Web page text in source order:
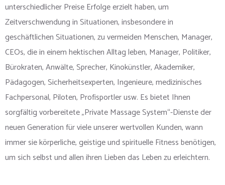
unterschiedlicher Preise Erfolge erzielt haben, um
Zeitverschwendung in Situationen, insbesondere in
geschäftlichen Situationen, zu vermeiden Menschen, Manager,
CEOs, die in einem hektischen Alltag leben, Manager, Politiker,
Bürokraten, Anwälte, Sprecher, Kinokünstler, Akademiker,
Pädagogen, Sicherheitsexperten, Ingenieure, medizinisches
Fachpersonal, Piloten, Profisportler usw. Es bietet Ihnen
sorgfältig vorbereitete „Private Massage System“-Dienste der
neuen Generation für viele unserer wertvollen Kunden, wann
immer sie körperliche, geistige und spirituelle Fitness benötigen,
um sich selbst und allen ihren Lieben das Leben zu erleichtern.